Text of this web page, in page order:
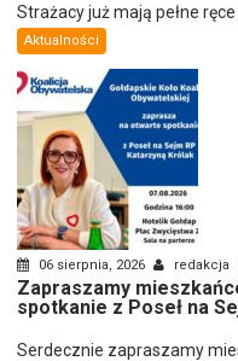
Strażacy już mają pełne
Aktualności
06 sierpnia, 2026 redakcja
Zapraszamy
spotkanie z Poseł na
Serdecznie zapraszamy